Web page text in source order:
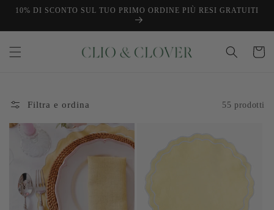
direttamente
10% DI SCONTO SUL TUO PRIMO ORDINE PIÙ RESI GRATUITI
Carrello
Filtra e ordina 55 prodotti